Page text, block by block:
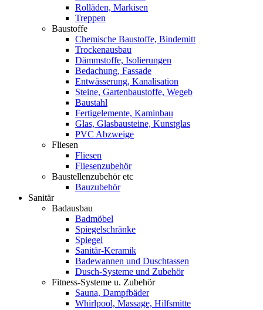
Rolläden, Markisen
Treppen
Baustoffe
Chemische Baustoffe, Bindemitt
Trockenausbau
Dämmstoffe, Isolierungen
Bedachung, Fassade
Entwässerung, Kanalisation
Steine, Gartenbaustoffe, Wegeb
Baustahl
Fertigelemente, Kaminbau
Glas, Glasbausteine, Kunstglas
PVC Abzweige
Fliesen
Fliesen
Fliesenzubehör
Baustellenzubehör etc
Bauzubehör
Sanitär
Badausbau
Badmöbel
Spiegelschränke
Spiegel
Sanitär-Keramik
Badewannen und Duschtassen
Dusch-Systeme und Zubehör
Fitness-Systeme u. Zubehör
Sauna, Dampfbäder
Whirlpool, Massage, Hilfsmitte